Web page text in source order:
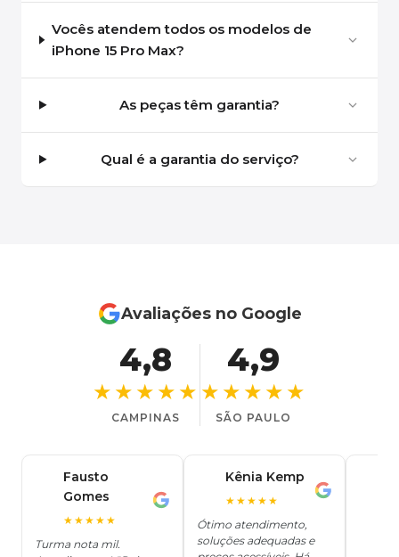
Vocês atendem todos os modelos de
iPhone 15 Pro Max?
As peças têm garantia?
Qual é a garantia do serviço?
Avaliações no Google
4,8
★★★★★
CAMPINAS
4,9
★★★★★
SÃO PAULO
Fausto
Gomes
★★★★★
Turma nota mil.
Kênia Kemp
★★★★★
Ótimo atendimento,
soluções adequadas e